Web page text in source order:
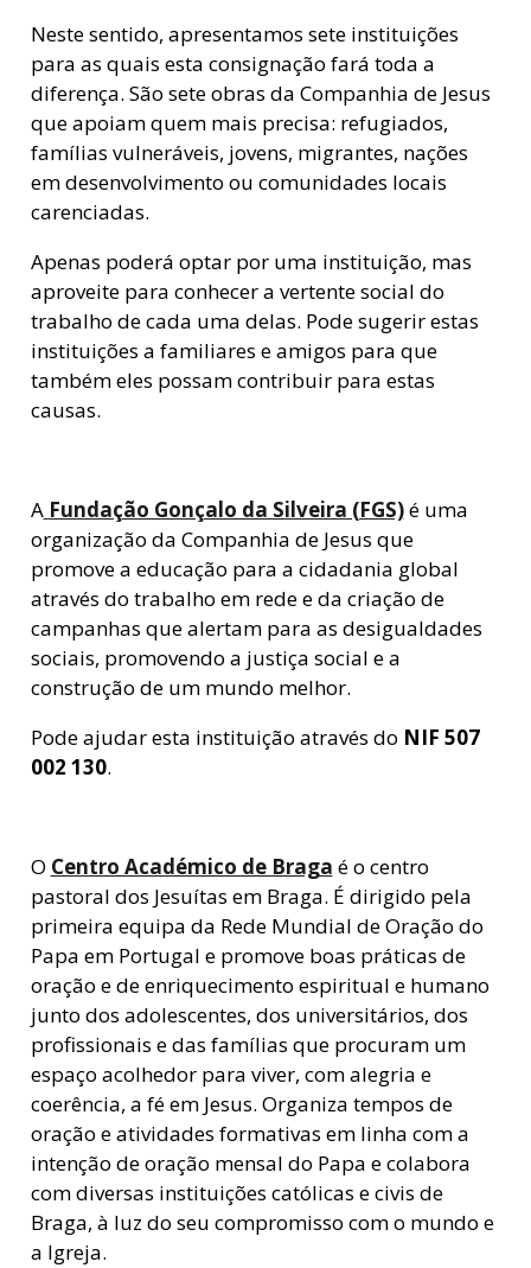
Neste sentido, apresentamos sete instituições
para as quais esta consignação fará toda a
diferença. São sete obras da Companhia de Jesus
que apoiam quem mais precisa: refugiados,
famílias vulneráveis, jovens, migrantes, nações
em desenvolvimento ou comunidades locais
carenciadas.
Apenas poderá optar por uma instituição, mas
aproveite para conhecer a vertente social do
trabalho de cada uma delas. Pode sugerir estas
instituições a familiares e amigos para que
também eles possam contribuir para estas
causas.
A Fundação Gonçalo da Silveira (FGS)é uma
organização da Companhia de Jesus que
promove a educação para a cidadania global
através do trabalho em rede e da criação de
campanhas que alertam para as desigualdades
sociais, promovendo a justiça social e a
construção de um mundo melhor.
Pode ajudar esta instituição através do NIF 507
002 130.
O Centro Académico de Braga é o centro
pastoral dos Jesuítas em Braga. É dirigido pela
primeira equipa da Rede Mundial de Oração do
Papa em Portugal e promove boas práticas de
oração e de enriquecimento espiritual e humano
junto dos adolescentes, dos universitários, dos
profissionais e das famílias que procuram um
espaço acolhedor para viver, com alegria e
coerência, a fé em Jesus. Organiza tempos de
oração e atividades formativas em linha com a
intenção de oração mensal do Papa e colabora
com diversas instituições católicas e civis de
Braga, à luz do seu compromisso com o mundo e
a Igreja.